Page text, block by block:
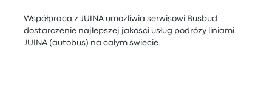
Współpraca z JUINA umożliwia serwisowi Busbud
dostarczenie najlepszej jakości usług podróży liniami
JUINA (autobus) na całym świecie.